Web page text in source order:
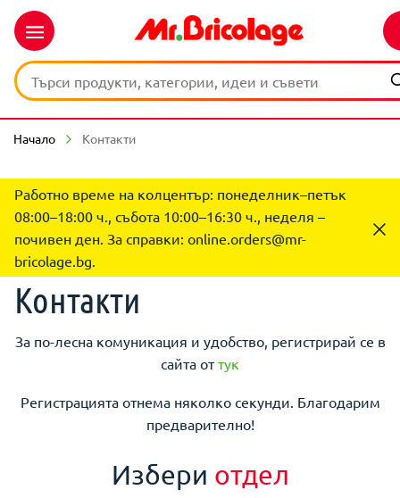
Начало Контакти
Работно време на колцентър: понеделник–петък
08:00–18:00 ч., събота 10:00–16:30 ч., неделя –
почивен ден. За справки: online.orders@mr-
bricolage.bg.
Контакти
За по-лесна комуникация и удобство, регистрирай се в
сайта оттук
Регистрацията отнема няколко секунди. Благодарим
предварително!
Избери отдел